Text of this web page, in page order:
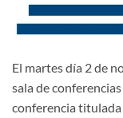
El martes día 2 de
sala de
conferencia titulada